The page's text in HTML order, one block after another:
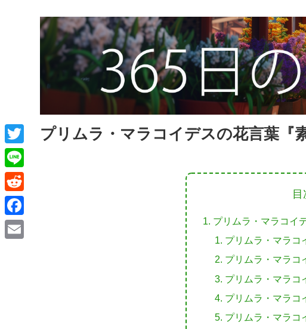
プリムラ・マラコイデスの花言葉『
目
プリムラ・マラコイ
プリムラ・マラコ
プリムラ・マラコ
プリムラ・マラコ
プリムラ・マラコ
プリムラ・マラコ
T
w
i
t
L
i
n
e
R
e
d
F